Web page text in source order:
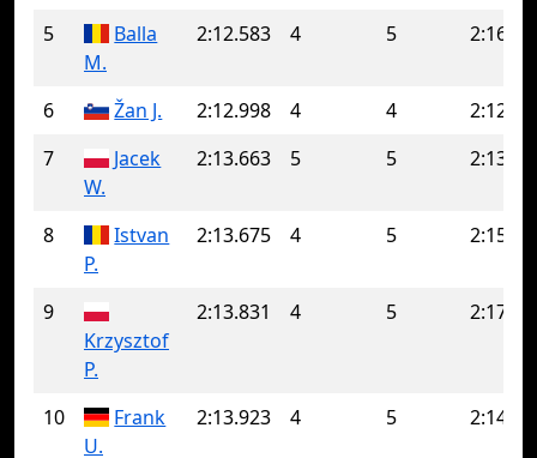
5
Balla
M.
2:12.583 4 5
6 Žan J. 2:12.998 4 4
7
Jacek
W.
2:13.663 5 5
8
Istvan
P.
2:13.675 4 5
9
Krzysztof
P.
2:13.831 4 5
10
Frank
U.
2:13.923 4 5